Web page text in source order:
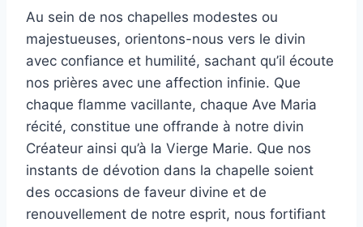
Au sein de nos chapelles modestes ou
majestueuses, orientons-nous vers le divin
avec confiance et humilité, sachant qu’il écoute
nos prières avec une affection infinie. Que
chaque flamme vacillante, chaque Ave Maria
récité, constitue une offrande à notre divin
Créateur ainsi qu’à la Vierge Marie. Que nos
instants de dévotion dans la chapelle soient
des occasions de faveur divine et de
renouvellement de notre esprit, nous fortifiant